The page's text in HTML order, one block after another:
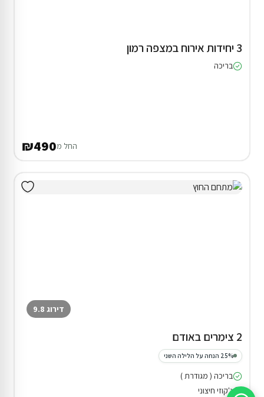
3 יחידות אירוח במצפה רמון
בריכה
החל מ₪490
דירוג 9.8
2 צימרים באודם
25% הנחה על הלילה השני
בריכה ( מגודרת )
ג'קוזי חיצוני